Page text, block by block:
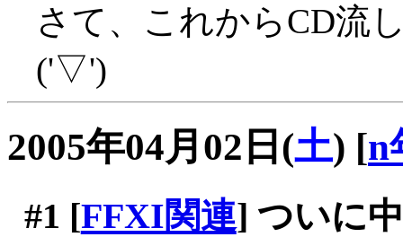
さて、これからCD流
('▽')
2005年04月02日(土) [n
#1 [FFXI関連] ついに